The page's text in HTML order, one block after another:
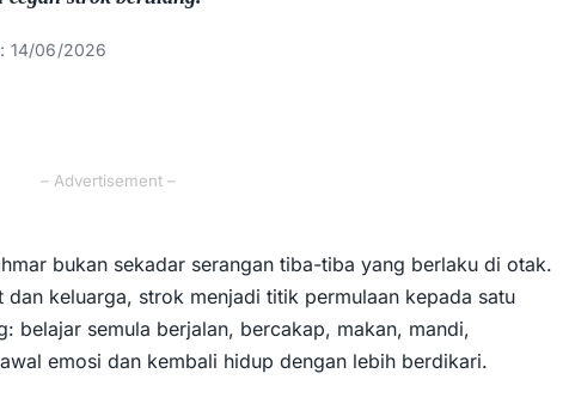
14/06/2026
– Advertisement –
bukan sekadar serangan tiba-tiba yang berlaku di otak.
dan keluarga, strok menjadi titik permulaan kepada satu
belajar semula berjalan, bercakap, makan, mandi,
emosi dan kembali hidup dengan lebih berdikari.